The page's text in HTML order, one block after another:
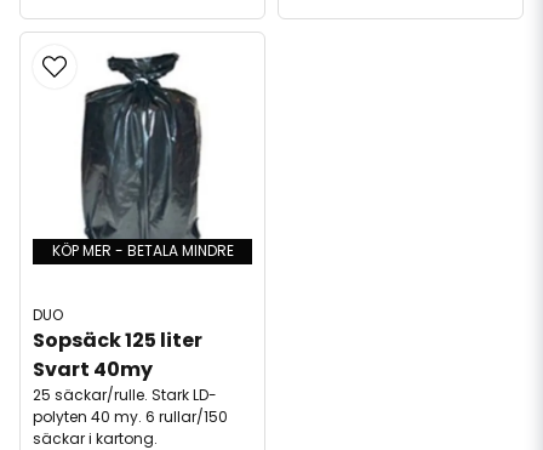
KÖP MER - BETALA MINDRE
DUO
Sopsäck 125 liter
Svart 40my
25 säckar/rulle. Stark LD-
polyten 40 my. 6 rullar/150
säckar i kartong.